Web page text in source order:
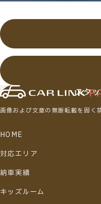
店舗・
スタ
画像および文章の無断転載を固く
HOME
対応エリア
納車実績
キッズルーム